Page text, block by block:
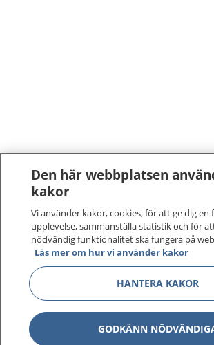
1177 –tryggt om din hälsa
På 1177.se får du råd om hälsa och
sjukdomar och vilka mottagningar du
Logga in för att läsa din journal och
vårdärenden. Ring telefonnummer
sjukvårdsrådgivning dygnet runt.
1177 ger dig råd när du vill må bättre.
Den här webbplatsen
kakor
Vi använder kakor, cookies, för att ge dig
upplevelse, sammanställa statistik och för
nödvändig funktionalitet ska fungera på
Läs mer om hur vi använder kakor
HANTERA KAKOR
GODKÄNN